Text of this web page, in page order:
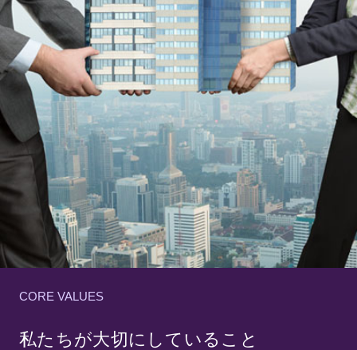
CORE VALUES
私たちが大切にしていること